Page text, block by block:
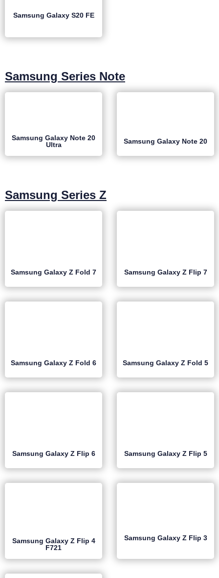
Samsung Galaxy S20 FE
Samsung Series Note
Samsung Galaxy Note 20
Ultra
Samsung Galaxy Note 20
Samsung Series Z
Samsung Galaxy Z Fold 7 Samsung Galaxy Z Flip 7
Samsung Galaxy Z Fold 6 Samsung Galaxy Z Fold 5
Samsung Galaxy Z Flip 6 Samsung Galaxy Z Flip 5
Samsung Galaxy Z Flip 4
F721
Samsung Galaxy Z Flip 3